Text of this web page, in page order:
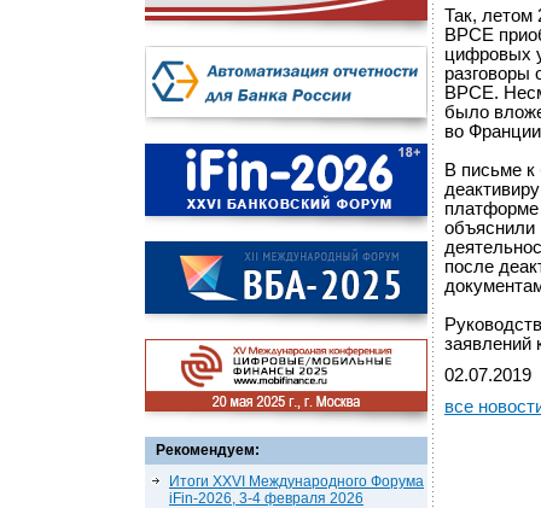
Рекомендуем:
Итоги XXVI Международного Форума
iFin-2026, 3-4 февраля 2026
Так, летом
BPCE
цифровых
разговоры
BPCE.
было
во
В письме к
платформе
объяснили
после
заявлений
02.07.2019
все